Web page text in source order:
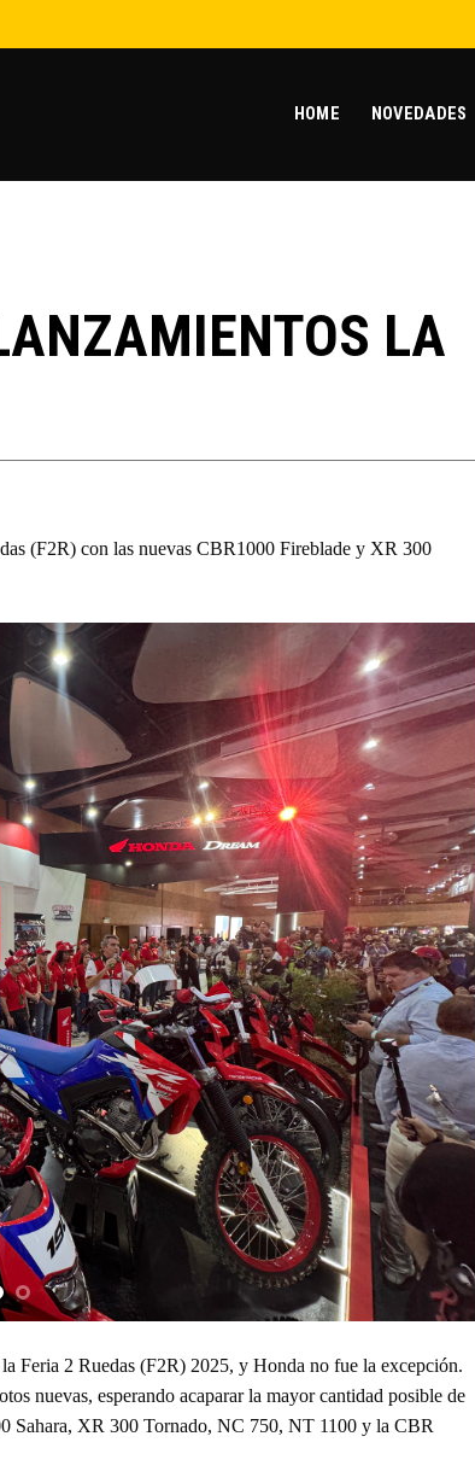
HOME NOVEDADES
LA
(F2R) con las nuevas CBR1000 Fireblade y XR 300
Feria 2 Ruedas (F2R) 2025, y Honda no fue la excepción.
nuevas, esperando acaparar la mayor cantidad posible de
Sahara, XR 300 Tornado, NC 750, NT 1100 y la CBR